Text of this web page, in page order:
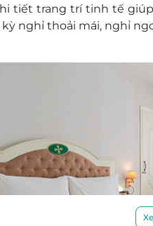
tiết trang trí tinh tế
nghỉ thoải mái, nghỉ